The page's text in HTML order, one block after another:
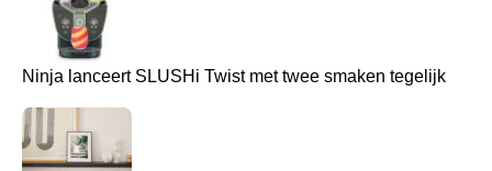
Ninja lanceert SLUSHi Twist met twee smaken tegelijk